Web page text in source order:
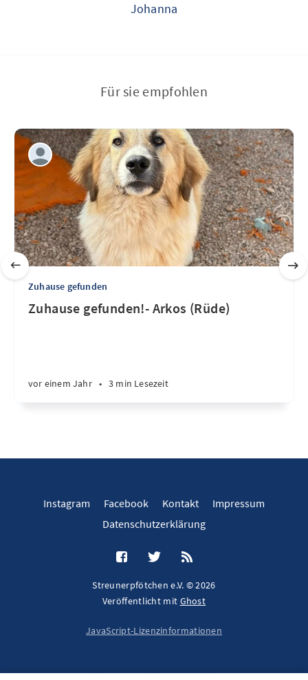
Johanna
Für sie empfohlen
Zuhause gefunden
Zuhause gefunden!- Arkos (Rüde)
vor einem Jahr • 3 min Lesezeit
Instagram Facebook Kontakt
Impressum
Datenschutzerklärung
Streunerpfötchen e.V. © 2026
Veröffentlicht mit Ghost
JavaScript-Lizenzinformationen